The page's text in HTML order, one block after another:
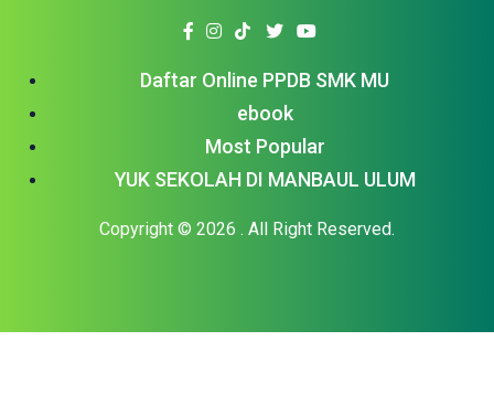
Daftar Online PPDB SMK MU
ebook
Most Popular
YUK SEKOLAH DI MANBAUL ULUM
Copyright © 2026 . All Right Reserved.